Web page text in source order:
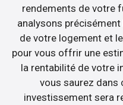
rendements de votre
analysons précisément
de votre logement et
pour vous offrir une
la rentabilité de votre
vous saurez dans
investissement sera